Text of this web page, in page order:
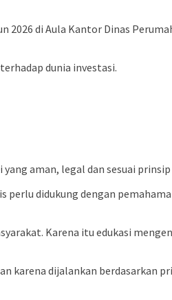
2026 di Aula Kantor Dinas
dunia investasi.
aman, legal dan sesuai
perlu didukung dengan
Karena itu edukasi
karena dijalankan berdasarkan